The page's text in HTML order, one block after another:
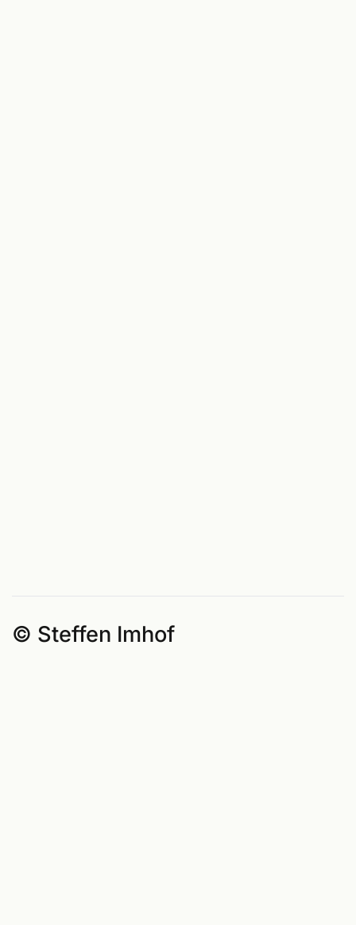
© Steffen Imhof